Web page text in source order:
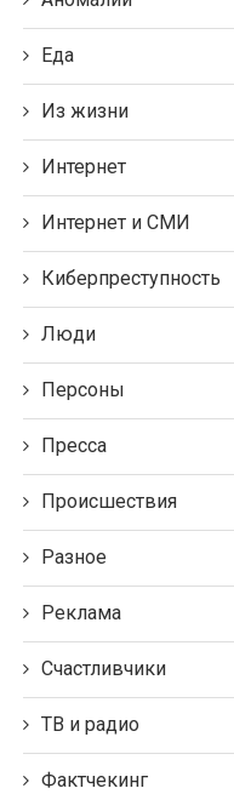
Еда
Из жизни
Интернет
Интернет и СМИ
Киберпреступность
Люди
Персоны
Пресса
Происшествия
Разное
Реклама
Счастливчики
ТВ и радио
Фактчекинг